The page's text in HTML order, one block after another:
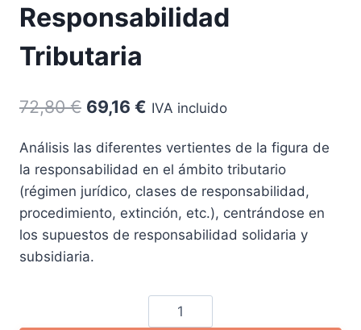
Responsabilidad
Tributaria
72,80€ El
original
era:
72,80 €.
69,16 € El
actual
es:
69,16 €.
IVA incluido
Análisis las diferentes vertientes de la figura de
la responsabilidad en el ámbito tributario
(régimen jurídico, clases de responsabilidad,
procedimiento, extinción, etc.), centrándose en
los supuestos de responsabilidad solidaria y
subsidiaria.
Responsables